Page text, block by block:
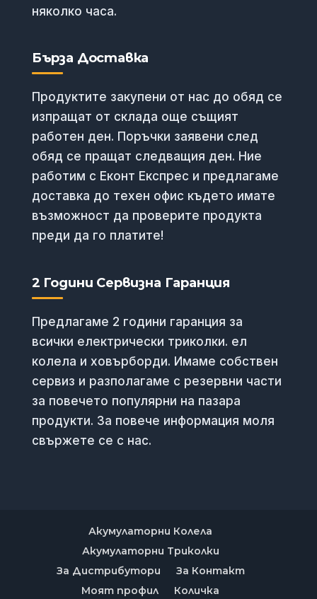
няколко часа.
Бърза Доставка
Продуктите закупени от нас до обяд се
изпращат от склада още същият
работен ден. Поръчки заявени след
обяд се пращат следващия ден. Ние
работим с Еконт Експрес и предлагаме
доставка до техен офис където имате
възможност да проверите продукта
преди да го платите!
2 Години Сервизна Гаранция
Предлагаме 2 години гаранция за
всички електрически триколки. ел
колела и ховърборди. Имаме собствен
сервиз и разполагаме с резервни части
за повечето популярни на пазара
продукти. За повече информация моля
свържете се с нас.
Акумулаторни Колела
Акумулаторни Триколки
За Дистрибутори
За Контакт
Моят профил
Количка